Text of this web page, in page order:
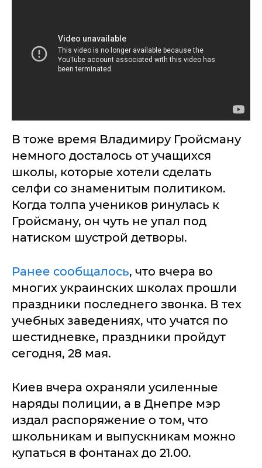
В тоже время Владимиру Гройсману
немного досталось от учащихся
школы, которые хотели сделать
селфи со знаменитым политиком.
Когда толпа учеников ринулась к
Гройсману, он чуть не упал под
натиском шустрой детворы.
Ранее сообщалось, что вчера во
многих украинских школах прошли
праздники последнего звонка. В тех
учебных заведениях, что учатся по
шестидневке, праздники пройдут
сегодня, 28 мая.
Киев вчера охраняли усиленные
наряды полиции, а в Днепре мэр
издал распоряжение о том, что
школьникам и выпускникам можно
купаться в фонтанах до 21.00.